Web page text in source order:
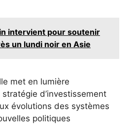
intervient pour soutenir
un lundi noir en Asie
met en lumière
stratégie d’investissement
évolutions des systèmes
politiques